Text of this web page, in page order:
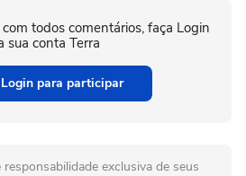
todos comentários, faça Login
sua conta Terra
Login para participar
exclusiva de seus